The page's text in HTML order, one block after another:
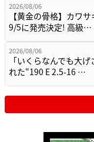
2026/08/06
【黄金の骨格】カワ
9/5に発売決定! 高級…
2026/08/06
「いくらなんでも大
れた“190 E 2.5-16 …